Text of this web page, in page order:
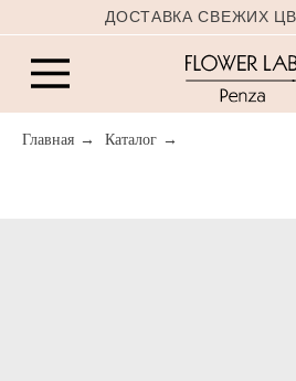
ДОСТАВКА СВЕЖИХ ЦВЕТОВ В ПЕНЗЕ
Главная → Каталог →